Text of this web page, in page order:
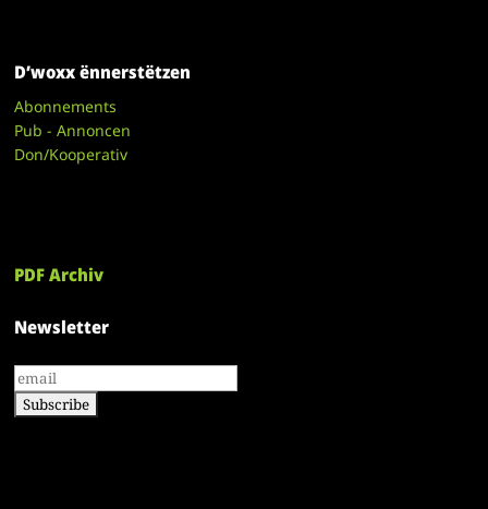
D’woxx ënnerstëtzen
Abonnements
Pub - Annoncen
Don/Kooperativ
PDF Archiv
Newsletter